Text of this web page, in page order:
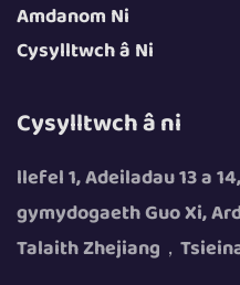
Amdanom Ni
Cysylltwch â Ni
Cysylltwch â ni
llefel 1, Adeiladau 13 a
gymydogaeth Guo Xi,
Talaith Zhejiang，